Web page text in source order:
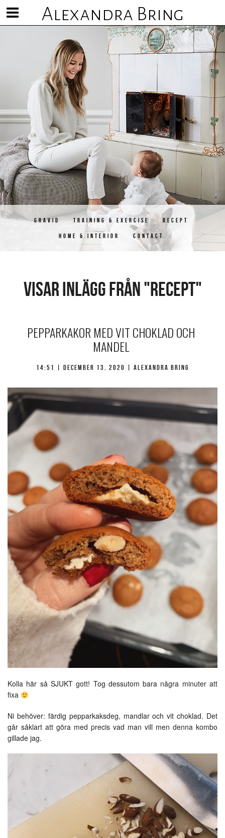
Alexandra Bring
Visa/göm
meny
GRAVID TRAINING & EXERCISE RECEPT
HOME & INTERIOR CONTACT
Visar inlägg från "recept"
PEPPARKAKOR MED VIT CHOKLAD OCH
MANDEL
14:51 | december 13, 2020 | Alexandra Bring
Kolla här så SJUKT gott! Tog dessutom bara några minuter att
fixa
Ni behöver: färdig pepparkaksdeg, mandlar och vit choklad. Det
går såklart att göra med precis vad man vill men denna kombo
gillade jag.